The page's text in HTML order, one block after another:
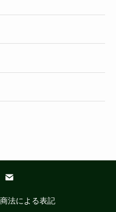
法による表記